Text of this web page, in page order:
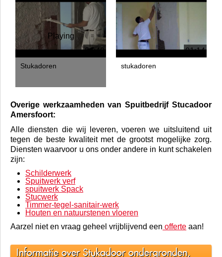
Stukadoren
04:49
Playing
stukadoren
01:14
Overige werkzaamheden van Spuitbedrijf Stucadoor
Amersfoort:
Alle diensten die wij leveren, voeren we uitsluitend uit
tegen de beste kwaliteit met de grootst mogelijke zorg.
Diensten waarvoor u ons onder andere in kunt schakelen
zijn:
Schilderwerk
Spuitwerk verf
spuitwerk Spack
Stucwerk
Timmer-tegel-sanitair-werk
Houten en natuurstenen vloeren
Aarzel niet en vraag geheel vrijblijvend een offerte aan!
Informatie over Stukadoor ondergronden,